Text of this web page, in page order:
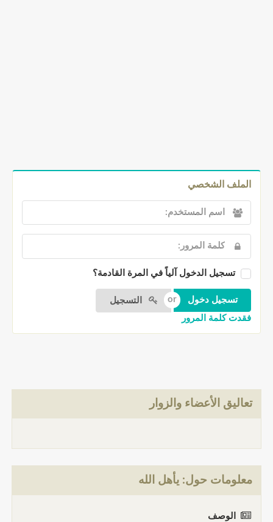
الملف الشخصي
تسجيل الدخول آلياً في المرة القادمة؟
التسجيل
فقدت كلمة المرور
تعاليق الأعضاء والزوار
معلومات حول: يأهل الله
الوصف